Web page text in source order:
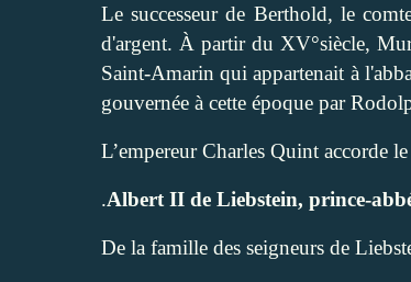
Le successeur de Berthold, le
d'argent. À partir du XV°siècle,
Saint-Amarin qui appartenait à
gouvernée à cette époque par
L’empereur Charles Quint accorde
.Albert II de Liebstein, prince-
De la famille des seigneurs de